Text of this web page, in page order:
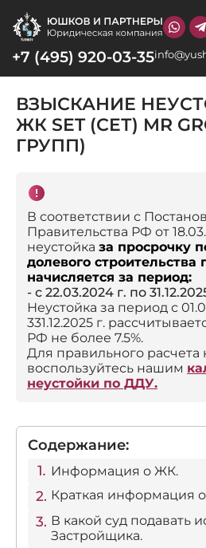
+7 (495) 920-03-35
ВЗЫСКАНИЕ
ЖК SET (СEТ) MR
ГРУПП)
В соответствии с
Правительства РФ от
неустойка за просрочку
долевого
начисляется за период:
- с 22.03.2024 г. по
Неустойка за период с
331.12.2025 г.
РФ не более 7.5%.
Для правильного расчета
воспользуйтесь нашим
неустойки по ДДУ.
Содержание:
Информация о ЖК.
Краткая информация
В какой суд подавать
Застройщика.